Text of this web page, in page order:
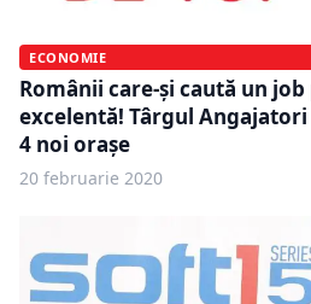
ECONOMIE
Românii care-şi caută un
excelentă! Târgul Angajatori
4 noi oraşe
20 februarie 2020